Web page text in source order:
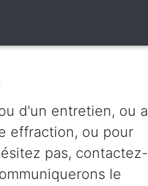
d'un entretien, ou a
effraction, ou pour
pas, contactez-
le